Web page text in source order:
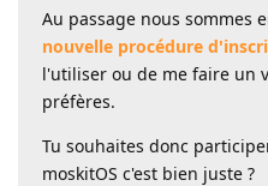
Au passage nous sommes
nouvelle procédure
l'utiliser ou de me faire un
préfères.
Tu souhaites donc
moskitOS c'est bien juste ?